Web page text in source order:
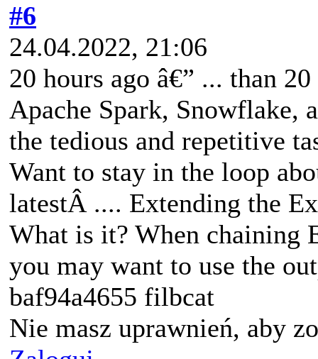
#6
24.04.2022, 21:06
20 hours ago â€” ... than
Apache Spark, Snowflake,
the tedious and repetitive
Want to stay in the loop
latestÂ .... Extending the
What is it? When chaining
you may want to use the
baf94a4655 filbcat
Nie masz uprawnień, aby